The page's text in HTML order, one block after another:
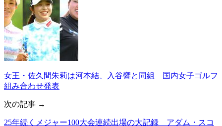
女王・佐久間朱莉は河本結、入谷響と同組 国内女子ゴルフ
組み合わせ発表
次の記事 →
25年続くメジャー100大会連続出場の大記録 アダム・スコ